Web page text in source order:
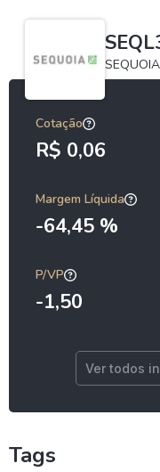
SEQUOIA
Cotação
R$ 0,06
Margem Líquida
-64,45 %
P/VP
-1,50
Ver todos
Tags